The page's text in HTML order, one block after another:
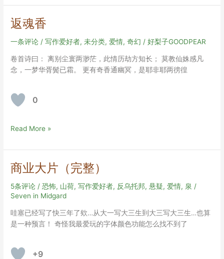
满
贯
返魂香
一条评论 /写作爱好者,未分类, 爱情,奇幻 /好梨子GOODPEAR
卷首诗曰： 离别尘寰两渺茫，此情历劫方知长； 莫教仙姝感凡
念，一梦华胥鬓已霜。 更有奇香通幽冥，是耶非耶两徬徨
0
返
香
Read More »
商业大片（完整）
5条评论 /恐怖, 山荷,写作爱好者, 反乌托邦,悬疑, 爱情, 泉 /
Seven in Midgard
哇塞已经写了快三年了欸…从大一写大三生到大三写大三生…也算
是一种预言！ 奇怪我最爱玩的字体颜色功能怎么找不到了
+9